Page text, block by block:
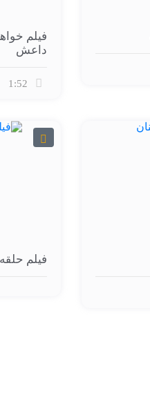
فیلم
داعش
1:52
فیلم